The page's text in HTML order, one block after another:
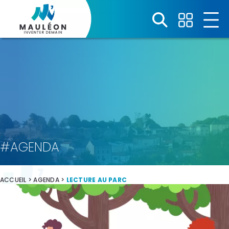
#AGENDA
ACCUEIL >AGENDA> LECTURE AU PARC
Panneau de gestion des cookies